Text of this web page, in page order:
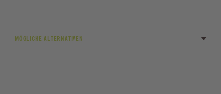
MÖGLICHE ALTERNATIVEN